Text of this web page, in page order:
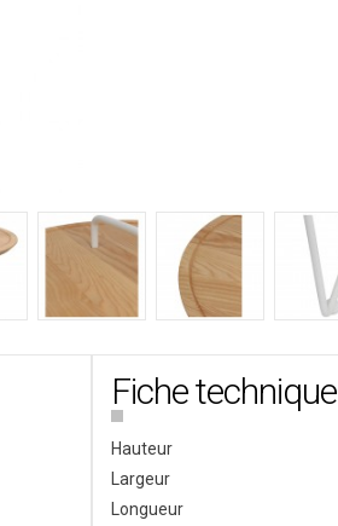
Fiche technique
Hauteur
Largeur
Longueur